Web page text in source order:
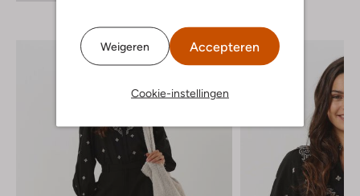
Weigeren Accepteren
Cookie-instellingen